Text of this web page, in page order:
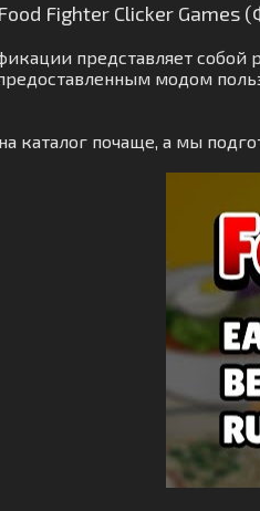
Fighter Clicker
представляет собой
модом
каталог почаще, а мы